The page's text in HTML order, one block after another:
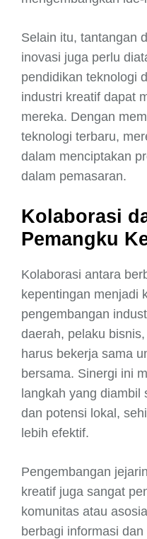
Selain itu, tantangan
inovasi juga perlu
pendidikan teknologi
industri kreatif dapat
mereka. Dengan
teknologi terbaru,
dalam menciptakan
dalam pemasaran.
Kolaborasi
Pemangku
Kolaborasi antara
kepentingan menjadi
pengembangan
daerah, pelaku
harus bekerja sama
bersama. Sinergi ini
langkah yang diambil
dan potensi lokal,
lebih efektif.
Pengembangan
kreatif juga sangat
komunitas atau
berbagi informasi